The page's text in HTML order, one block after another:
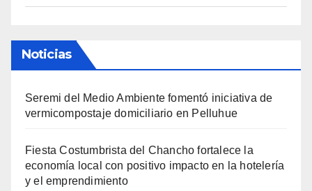
Noticias
Seremi del Medio Ambiente fomentó iniciativa de
vermicompostaje domiciliario en Pelluhue
Fiesta Costumbrista del Chancho fortalece la
economía local con positivo impacto en la hotelería
y el emprendimiento